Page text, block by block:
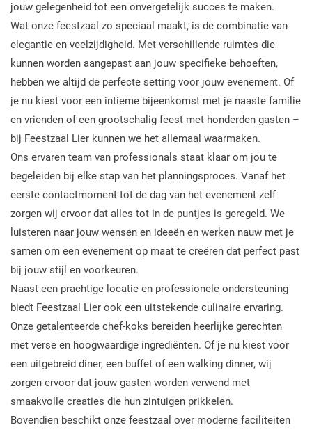
jouw gelegenheid tot een onvergetelijk succes te maken.
Wat onze feestzaal zo speciaal maakt, is de combinatie van
elegantie en veelzijdigheid. Met verschillende ruimtes die
kunnen worden aangepast aan jouw specifieke behoeften,
hebben we altijd de perfecte setting voor jouw evenement. Of
je nu kiest voor een intieme bijeenkomst met je naaste familie
en vrienden of een grootschalig feest met honderden gasten –
bij Feestzaal Lier kunnen we het allemaal waarmaken.
Ons ervaren team van professionals staat klaar om jou te
begeleiden bij elke stap van het planningsproces. Vanaf het
eerste contactmoment tot de dag van het evenement zelf
zorgen wij ervoor dat alles tot in de puntjes is geregeld. We
luisteren naar jouw wensen en ideeën en werken nauw met je
samen om een evenement op maat te creëren dat perfect past
bij jouw stijl en voorkeuren.
Naast een prachtige locatie en professionele ondersteuning
biedt Feestzaal Lier ook een uitstekende culinaire ervaring.
Onze getalenteerde chef-koks bereiden heerlijke gerechten
met verse en hoogwaardige ingrediënten. Of je nu kiest voor
een uitgebreid diner, een buffet of een walking dinner, wij
zorgen ervoor dat jouw gasten worden verwend met
smaakvolle creaties die hun zintuigen prikkelen.
Bovendien beschikt onze feestzaal over moderne faciliteiten